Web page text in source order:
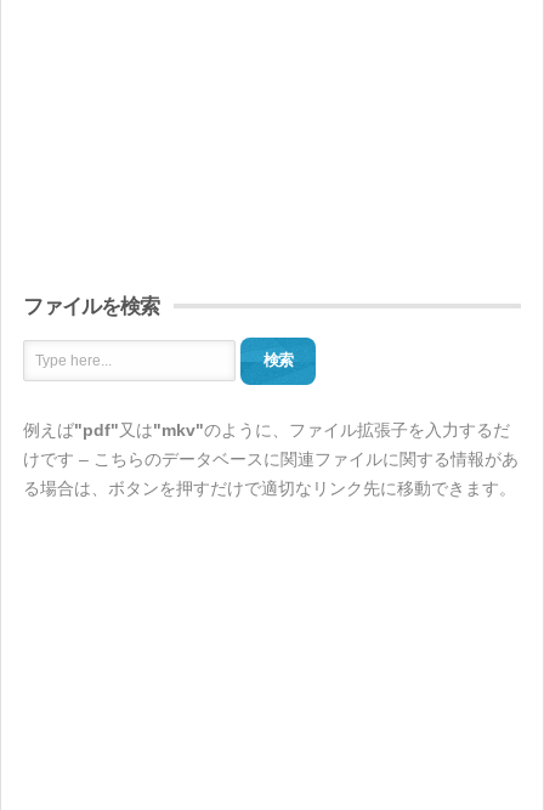
ファイルを検索
検索
例えば"pdf"又は"mkv"のように、ファイル拡張子を入力するだ
けです – こちらのデータベースに関連ファイルに関する情報があ
る場合は、ボタンを押すだけで適切なリンク先に移動できます。